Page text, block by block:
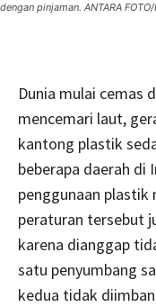
dengan pinjaman. ANTARA
Dunia mulai cemas
mencemari laut,
kantong plastik
beberapa daerah di
penggunaan plastik
peraturan tersebut
karena dianggap
satu penyumbang
kedua tidak